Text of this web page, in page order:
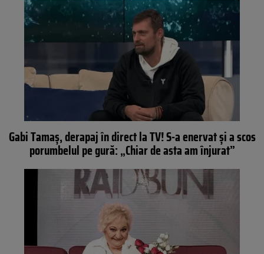
Gabi Tamaș, derapaj în direct la TV! S-a enervat și a scos
porumbelul pe gură: „Chiar de asta am înjurat”